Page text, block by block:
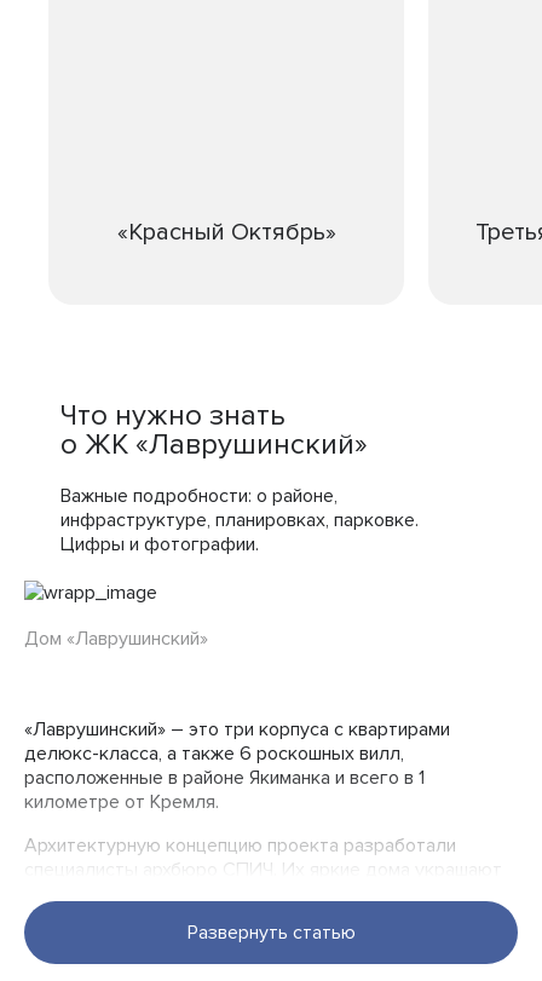
«Красный Октябрь»
Что нужно знать
о ЖК «Лаврушинский»
Важные подробности: о районе,
инфраструктуре, планировках, парковке.
Цифры и фотографии.
Дом «Лаврушинский»
Развернуть статью
«Лаврушинский» – это три корпуса с квартирами
делюкс-класса, а также 6 роскошных вилл,
расположенные в районе Якиманка и всего в 1
километре от Кремля.
Архитектурную концепцию проекта разработали
специалисты архбюро СПИЧ. Их яркие дома украшают
на Триумфальной площади, клубный дом «Гранатный, 6»
в районе Патриарших прудов и виллы с приватным
пляжем в комплексе «Ривер Резиденсес». Дом